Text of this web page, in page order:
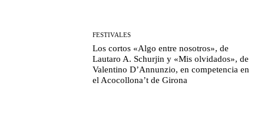
FESTIVALES
Los cortos «Algo entre nosotros», de
Lautaro A. Schurjin y «Mis olvidados», de
Valentino D’Annunzio, en competencia en
el Acocollona’t de Girona